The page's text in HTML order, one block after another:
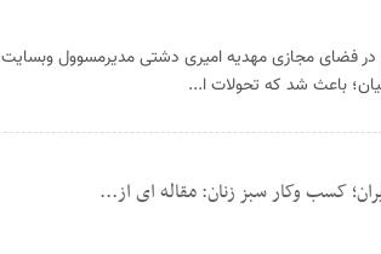
در فضای مجازی مهدیه امیری دشتی مدیرمسوول
باعث شد که تحولات ا...
کسب وکار سبز زنان: مقاله ای از...